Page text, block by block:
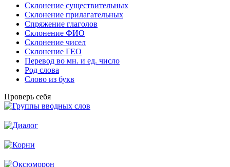
Склонение существительных
Склонение прилагательных
Спряжение глаголов
Склонение ФИО
Склонение чисел
Склонение ГЕО
Перевод во мн. и ед. число
Род слова
Слово из букв
Проверь себя